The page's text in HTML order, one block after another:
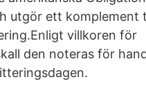
utgör ett komplement
villkoren för
den noteras för